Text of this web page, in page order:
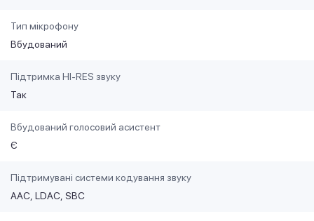
Тип мікрофону
Вбудований
Підтримка HI-RES звуку
Так
Вбудований голосовий асистент
Є
Підтримувані системи кодування звуку
AAC LDAC SBC